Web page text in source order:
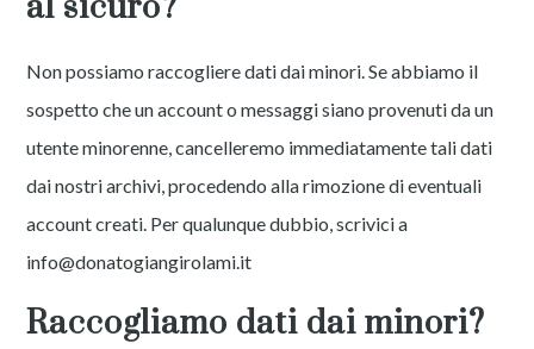
al sicuro?
Non possiamo raccogliere dati dai minori. Se abbiamo il
sospetto che un account o messaggi siano provenuti da un
utente minorenne, cancelleremo immediatamente tali dati
dai nostri archivi, procedendo alla rimozione di eventuali
account creati. Per qualunque dubbio, scrivici a
info@donatogiangirolami.it
Raccogliamo dati dai minori?